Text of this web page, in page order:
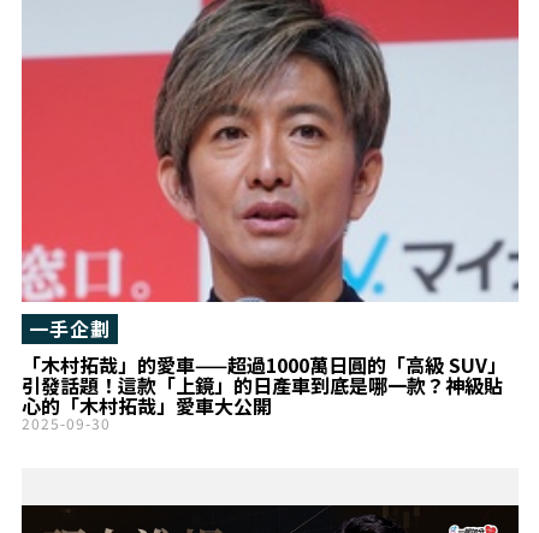
「木村拓哉」的愛車——超過1000萬日圓的「高級 SUV」
引發話題！這款「上鏡」的日產車到底是哪一款？神級貼
心的「木村拓哉」愛車大公開
一手企劃
2025-09-30